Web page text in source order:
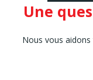
Une
Nous vous